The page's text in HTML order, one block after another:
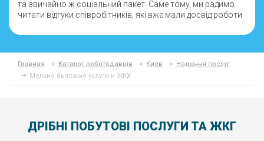
та звичайно ж соціальний пакет. Саме тому, ми радимо
читати відгуки співробітників, які вже мали досвід роботи.
Главная Каталог роботодавців Киев
Надання послуг
Мелкие бытовые услуги и ЖКХ
ДРІБНІ ПОБУТОВІ ПОСЛУГИ ТА ЖКГ